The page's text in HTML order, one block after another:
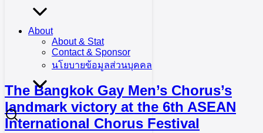
About
About & Stat
Contact & Sponsor
นโยบายข้อมูลส่วนบุคคล
The Bangkok Gay Men’s Chorus’s
landmark victory at the 6th ASEAN
International Chorus Festival